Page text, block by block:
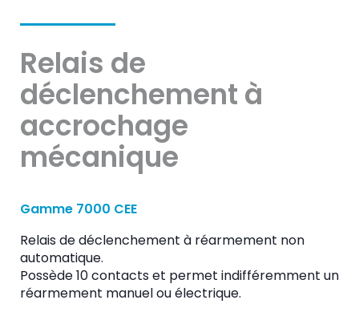
Relais de
déclenchement à
accrochage
mécanique
Gamme 7000 CEE
Relais de déclenchement à réarmement non
automatique.
Possède 10 contacts et permet indifféremment un
réarmement manuel ou électrique.